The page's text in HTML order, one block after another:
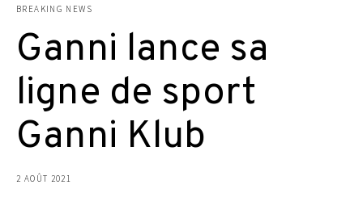
BREAKING NEWS
Ganni lance sa
ligne de sport
Ganni Klub
2 AOÛT 2021